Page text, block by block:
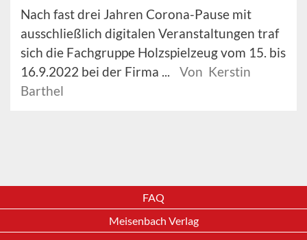
Nach fast drei Jahren Corona-Pause mit
ausschließlich digitalen Veranstaltungen traf
sich die Fachgruppe Holzspielzeug vom 15. bis
16.9.2022 bei der Firma ...
Von Kerstin
Barthel
FAQ
Meisenbach Verlag